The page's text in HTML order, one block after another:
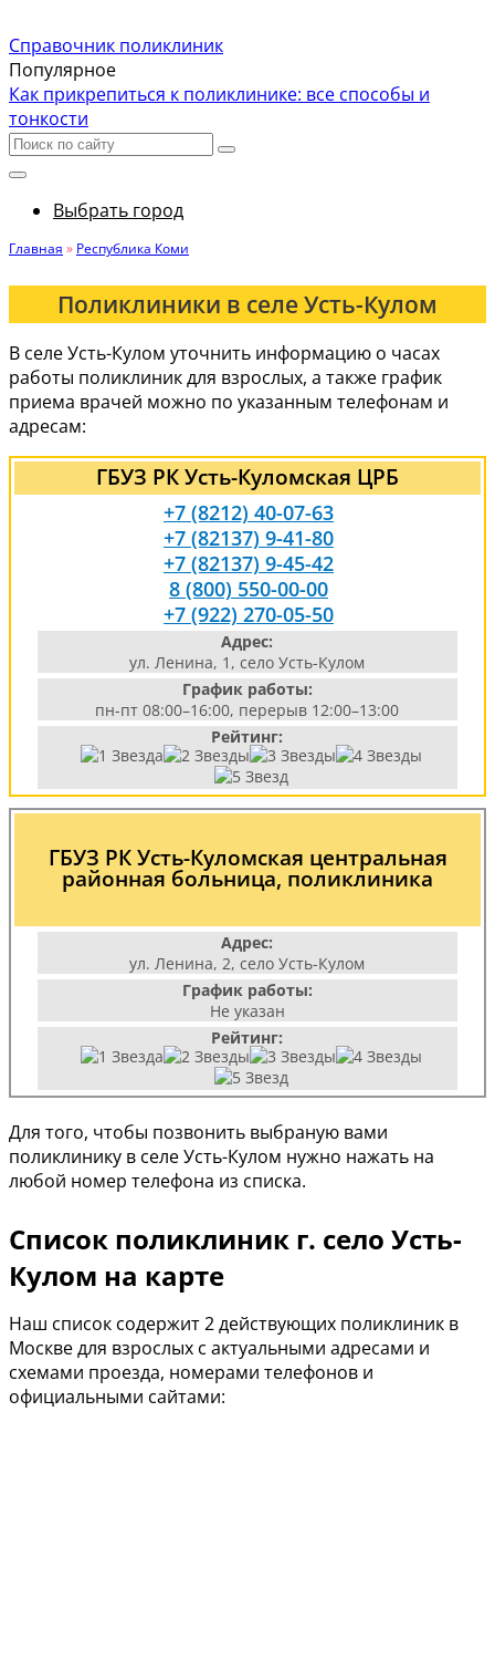
Справочник поликлиник
Популярное
Как прикрепиться к поликлинике: все способы и
тонкости
Выбрать город
Главная » Республика Коми
Поликлиники в селе Усть-Кулом
В селе Усть-Кулом уточнить информацию о часах
работы поликлиник для взрослых, а также график
приема врачей можно по указанным телефонам и
адресам:
ГБУЗ РК Усть-Куломская ЦРБ
+7 (8212) 40-07-63
+7 (82137) 9-41-80
+7 (82137) 9-45-42
8 (800) 550-00-00
+7 (922) 270-05-50
Адрес:
ул. Ленина, 1, село Усть-Кулом
График работы:
пн-пт 08:00–16:00, перерыв 12:00–13:00
Рейтинг:
ГБУЗ РК Усть-Куломская центральная
районная больница, поликлиника
Адрес:
ул. Ленина, 2, село Усть-Кулом
График работы:
Не указан
Рейтинг:
Для того, чтобы позвонить выбраную вами
поликлинику в селе Усть-Кулом нужно нажать на
любой номер телефона из списка.
Список поликлиник г. село Усть-
Кулом на карте
Наш список содержит 2 действующих поликлиник в
Москве для взрослых с актуальными адресами и
схемами проезда, номерами телефонов и
официальными сайтами: